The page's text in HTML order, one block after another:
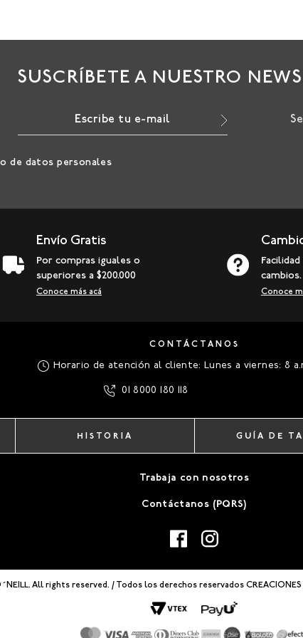
SUSCRÍBETE A NUESTRO
de datos personales
Envío Gratis
Por compras iguales o
superiores a $200.000
Conoce más acá
cambios.
Conoce
CONTÁCTANOS
Horario de atención al cliente: Lunes a viernes: 8
01 8000 180 118
HISTORIA GUÍA DE
Trabaja con nosotros
Contáctanos (PQRS)
All rights reserved. / Todos los derechos reservados CREACIONES